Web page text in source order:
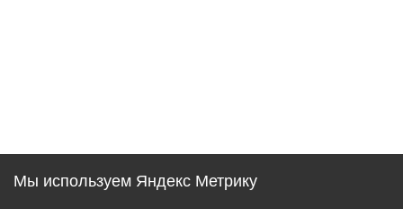
Мы используем Яндекс Метрику